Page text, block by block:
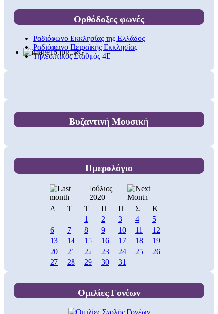
Ορθόδοξες φωνές
Ραδιόφωνο Εκκλησίας της Ελλάδος
Ραδιόφωνο Πειραϊκής Εκκλησίας
Τηλεοπτικός Σταθμός 4Ε
Βυζαντινή Μουσική
Ημερολόγιο
Ιούλιος
2020
Δ
Τ Τ Π Π Σ
Κ
1
2 3 4
5
6
7 8 9 10 11
12
13
14 15 16 17 18
19
20
21 22 23 24 25
26
27
28 29 30 31
Ομιλίες Γονέων